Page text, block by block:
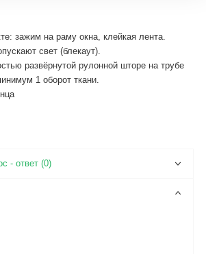
зажим на раму окна, клейкая лента.
свет (блекаут).
развёрнутой рулонной шторе на трубе
1 оборот ткани.
- ответ (0)